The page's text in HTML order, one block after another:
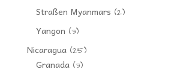
Straßen Myanmars (2)
Yangon (3)
Nicaragua(25)
Granada(3)